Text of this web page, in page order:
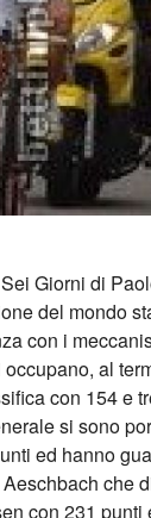
Giorni di
del mondo
con i
al
con 154 e
si sono
ed hanno
che
con 231 punti